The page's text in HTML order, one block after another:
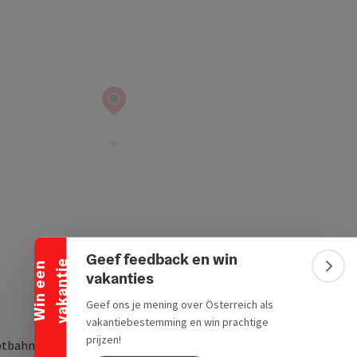
W
i
n
e
e
n
v
a
k
a
n
t
ie
Banner inklappen
Geef feedback en win
vakanties
Geef ons je mening over Österreich als
vakantiebestemming en win prachtige
prijzen!
Top 7